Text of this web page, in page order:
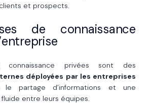
et prospects.
de connaissance
privées sont des
déployées par les entreprises
partage d’informations et une
entre leurs équipes.